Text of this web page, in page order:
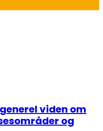
viden om
og